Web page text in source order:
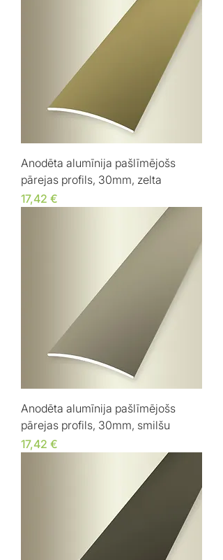
Anodēta alumīnija pašlīmējošs
pārejas profils, 30mm, zelta
Cena
17,42 €
Anodēta alumīnija pašlīmējošs
pārejas profils, 30mm, smilšu
Cena
17,42 €